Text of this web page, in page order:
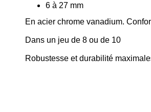
6 à 27 mm
En acier chrome vanadium.
Dans un jeu de 8 ou de 10
Robustesse et durabilité